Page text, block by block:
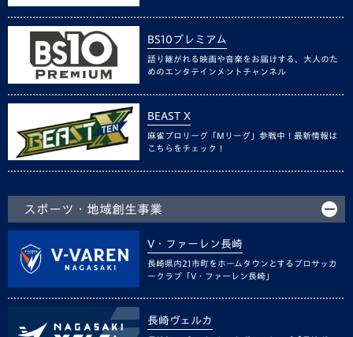
BS10プレミアム
語り継がれる映画や音楽をお届けする、大人のた
めのエンタテインメントチャンネル
BEAST X
麻雀プロリーグ「Mリーグ」参戦中！最新情報は
こちらをチェック！
スポーツ・地域創生事業
V・ファーレン長崎
長崎県内21市町をホームタウンとするプロサッカ
ークラブ「V・ファーレン長崎」
長崎ヴェルカ